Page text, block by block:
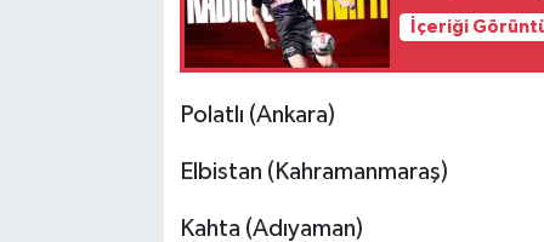
İçeriği
Polatlı (Ankara)
Elbistan (Kahramanmaraş)
Kahta (Adıyaman)